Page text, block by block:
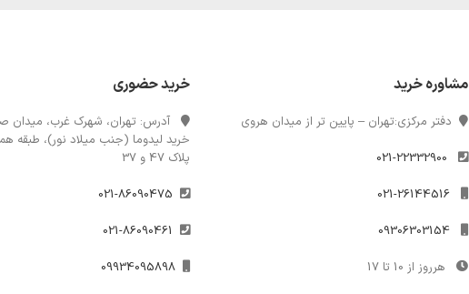
مشاوره خرید
دفتر مرکزی:تهران – پایین تر از میدان هروی
021-22332900
021-26144516
هرروز از 10 تا 17
خرید حضوری
آدرس: تهران، شهرک غرب، میدان
خرید لیدوما (جنب میلاد نور)، طبقه
پلاک 47 و 37